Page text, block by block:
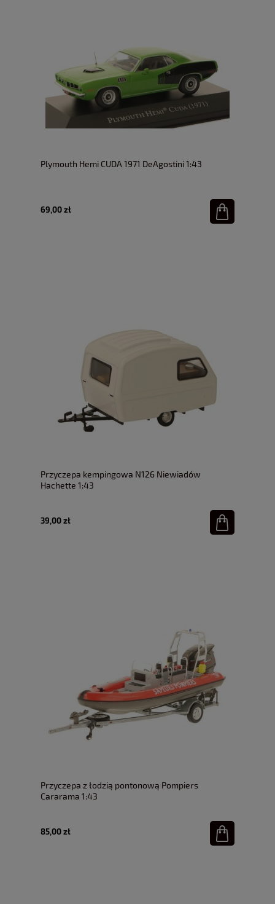
Plymouth Hemi CUDA 1971 DeAgostini 1:43
69,00 zł
Przyczepa kempingowa N126 Niewiadów
Hachette 1:43
39,00 zł
Przyczepa z łodzią pontonową Pompiers
Cararama 1:43
85,00 zł